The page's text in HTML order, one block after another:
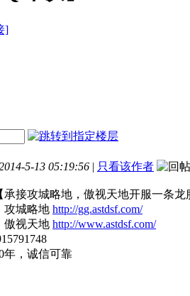
]
5-13 05:19:56 | 只看该作者
承接攻城略地，傲视天地开服一条
攻城略地 http://gg.astdsf.com/
傲视天地 http://www.astdsf.com/
年，诚信可靠